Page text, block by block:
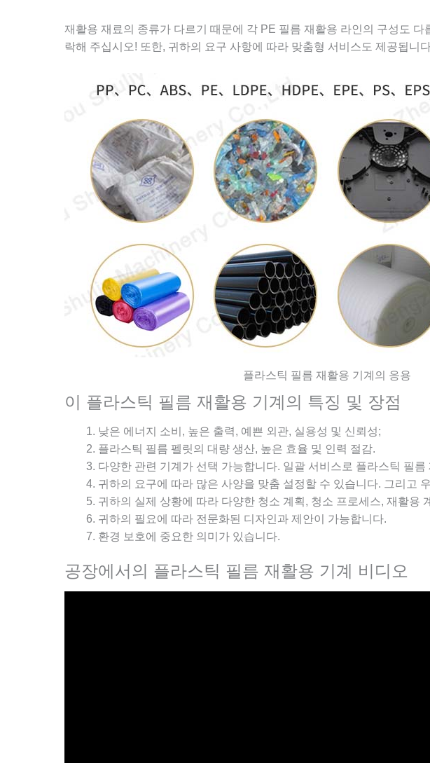
재활용 재료의 종류가 다르기 때문에 각 PE 필름 재활용 라인의 구성도
락해 주십시오! 또한, 귀하의 요구 사항에 따라 맞춤형 서비스도 제공됩니
플라스틱 필름 재활용 기계의 응용
이 플라스틱 필름 재활용 기계의 특징 및 장점
낮은 에너지 소비, 높은 출력, 예쁜 외관, 실용성 및 신뢰성;
플라스틱 필름 펠릿의 대량 생산, 높은 효율 및 인력 절감.
다양한 관련 기계가 선택 가능합니다. 일괄 서비스로 플라스틱 필
귀하의 요구에 따라 많은 사양을 맞춤 설정할 수 있습니다. 그리고
귀하의 실제 상황에 따라 다양한 청소 계획, 청소 프로세스, 재활용
귀하의 필요에 따라 전문화된 디자인과 제안이 가능합니다.
환경 보호에 중요한 의미가 있습니다.
공장에서의 플라스틱 필름 재활용 기계 비디오